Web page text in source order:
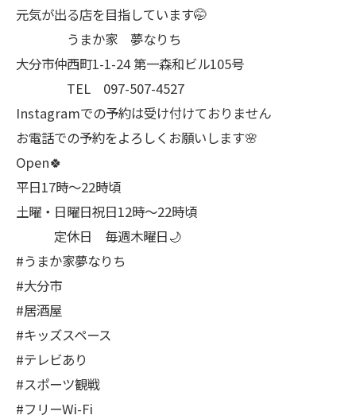
元気が出る店を目指しています🤭
うまか家 夢なりち
大分市仲西町1-1-24 第一森和ビル105号
TEL 097-507-4527
Instagramでの予約は受け付けておりません
お電話での予約をよろしくお願いします🌸
Open🍀
平日17時～22時頃
土曜・日曜日祝日12時〜22時頃
定休日 毎週木曜日🌙
#うまか家夢なりち
#大分市
#居酒屋
#キッズスペース
#テレビあり
#スポーツ観戦
#フリーWi-Fi